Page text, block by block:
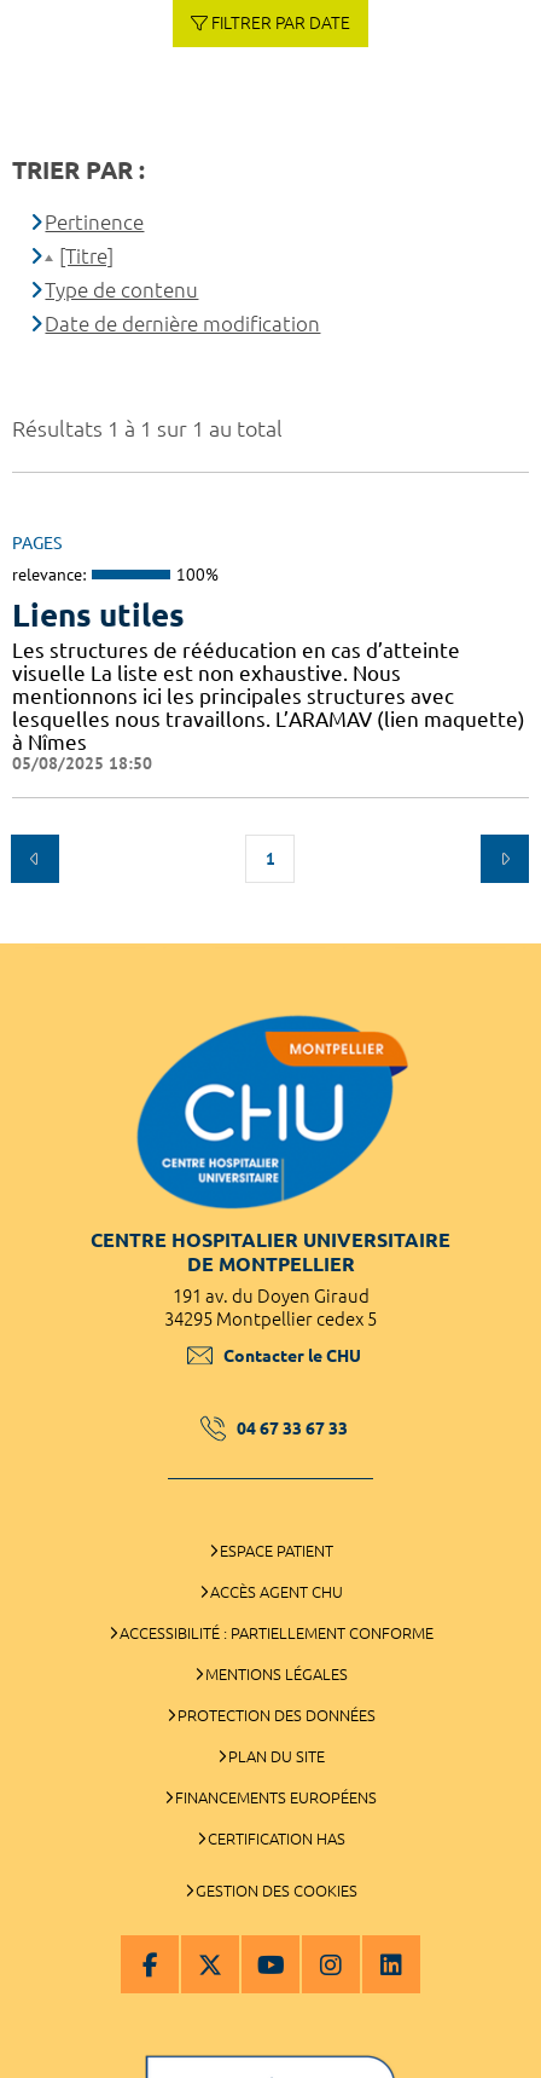
Résultats 1 à 1 sur 1 au total
PAGES
relevance: 100%
Liens utiles
Les structures de rééducation en cas d’atteinte
visuelle La liste est non exhaustive. Nous
mentionnons ici les principales structures avec
lesquelles nous travaillons. L’ARAMAV (lien maquette)
à Nîmes
05/08/2025 18:50
1
FILTRER PAR DATE
TRIER PAR :
Pertinence
[Titre]
Type de contenu
Date de dernière modification
CENTRE HOSPITALIER UNIVERSITAIRE
DE MONTPELLIER
191 av. du Doyen Giraud
34295 Montpellier cedex 5
Contacter le CHU
04 67 33 67 33
ESPACE PATIENT
ACCÈS AGENT CHU
ACCESSIBILITÉ : PARTIELLEMENT CONFORME
MENTIONS LÉGALES
PROTECTION DES DONNÉES
PLAN DU SITE
FINANCEMENTS EUROPÉENS
CERTIFICATION HAS
GESTION DES COOKIES